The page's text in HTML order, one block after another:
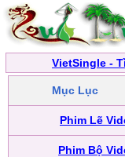
VietSingle -
Mục Lục
Phim Lẽ
Phim Bộ